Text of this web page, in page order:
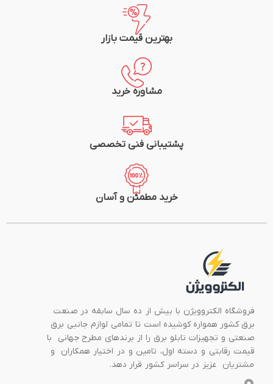
بهترین قیمت بازار
مشاوره خرید
پشتیبانی فنی تخصصی
خرید مطمئن و آسان
فروشگاه الکتروویژن با بیش از ده سال سابقه در صنعت
برق کشور همواره کوشیده است تا تمامی لوازم جانبی برق
صنعتی و تجهیزات تابلو برق را از برندهای مطرح جهانی با
قیمت رقابتی و دسته اول، تامین و در اختیار همکاران و
مشتریان عزیز در سراسر کشور قرار دهد.